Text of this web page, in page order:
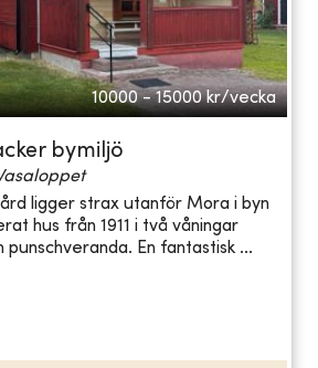
10000 - 15000 kr/vecka
bymiljö
ligger strax utanför Mora i byn
hus från 1911 i två våningar
En fantastisk ...